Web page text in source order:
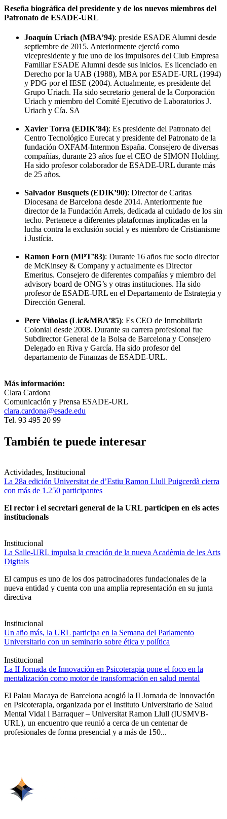
Reseña biográfica del presidente y de los nuevos miembros del
Patronato de ESADE-URL
Joaquín Uriach (MBA’94): preside ESADE Alumni desde
septiembre de 2015. Anteriormente ejerció como
vicepresidente y fue uno de los impulsores del Club Empresa
Familiar ESADE Alumni desde sus inicios. Es licenciado en
Derecho por la UAB (1988), MBA por ESADE-URL (1994)
y PDG por el IESE (2004). Actualmente, es presidente del
Grupo Uriach. Ha sido secretario general de la Corporación
Uriach y miembro del Comité Ejecutivo de Laboratorios J.
Uriach y Cía. SA
Xavier Torra (EDIK’84): Es presidente del Patronato del
Centro Tecnológico Eurecat y presidente del Patronato de la
fundación OXFAM-Intermon España. Consejero de diversas
compañías, durante 23 años fue el CEO de SIMON Holding.
Ha sido profesor colaborador de ESADE-URL durante más
de 25 años.
Salvador Busquets (EDIK’90): Director de Caritas
Diocesana de Barcelona desde 2014. Anteriormente fue
director de la Fundación Arrels, dedicada al cuidado de los sin
techo. Pertenece a diferentes plataformas implicadas en la
lucha contra la exclusión social y es miembro de Cristianisme
i Justícia.
Ramon Forn (MPT’83): Durante 16 años fue socio director
de McKinsey & Company y actualmente es Director
Emeritus. Consejero de diferentes compañías y miembro del
advisory board de ONG’s y otras instituciones. Ha sido
profesor de ESADE-URL en el Departamento de Estrategia y
Dirección General.
Pere Viñolas (Lic&MBA’85): Es CEO de Inmobiliaria
Colonial desde 2008. Durante su carrera profesional fue
Subdirector General de la Bolsa de Barcelona y Consejero
Delegado en Riva y García. Ha sido profesor del
departamento de Finanzas de ESADE-URL.
Más información:
Clara Cardona
Comunicación y Prensa ESADE-URL
clara.cardona@esade.edu
Tel. 93 495 20 99
También te puede interesar
Actividades, Institucional
La 28a edición Universitat de d’Estiu Ramon Llull Puigcerdà cierra
con más de 1.250 participantes
El rector i el secretari general de la URL participen en els actes
institucionals
Institucional
La Salle-URL impulsa la creación de la nueva Acadèmia de les Arts
Digitals
El campus es uno de los dos patrocinadores fundacionales de la
nueva entidad y cuenta con una amplia representación en su junta
directiva
Institucional
Un año más, la URL participa en la Semana del Parlamento
Universitario con un seminario sobre ética y política
Institucional
La II Jornada de Innovación en Psicoterapia pone el foco en la
mentalización como motor de transformación en salud mental
El Palau Macaya de Barcelona acogió la II Jornada de Innovación
en Psicoterapia, organizada por el Instituto Universitario de Salud
Mental Vidal i Barraquer – Universitat Ramon Llull (IUSMVB-
URL), un encuentro que reunió a cerca de un centenar de
profesionales de forma presencial y a más de 150...